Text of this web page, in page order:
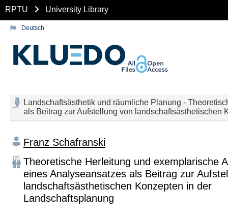
RPTU University Library
Deutsch
Landschaftsästhetik und räumliche Planung -
als Beitrag zur Aufstellung von landschaftsästhetischen
Franz Schafranski
Theoretische Herleitung und exemplarische
eines Analyseansatzes als Beitrag zur
landschaftsästhetischen Konzepten in der
Landschaftsplanung